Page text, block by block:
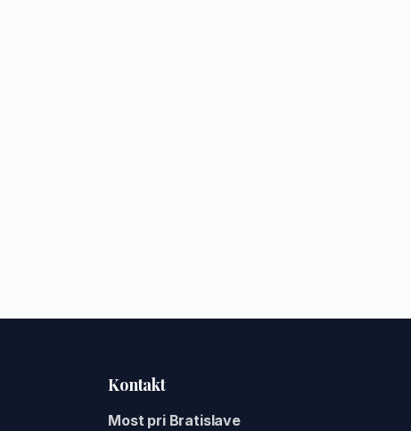
Kontakt
Most pri Bratislave